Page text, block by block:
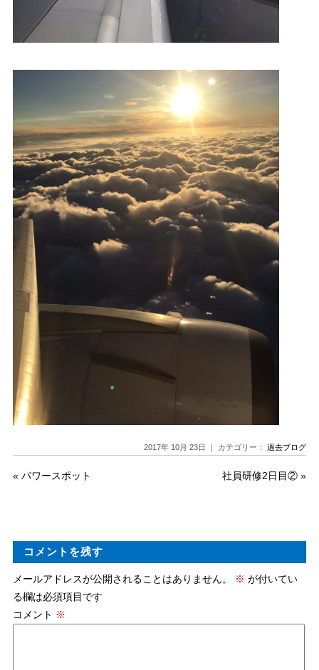
2017年 10月 23日 ｜ カテゴリー：過去ブログ
« パワースポット 社員研修2日目② »
コメントを残す
メールアドレスが公開されることはありません。 ※ が付いてい
る欄は必須項目です
コメント ※